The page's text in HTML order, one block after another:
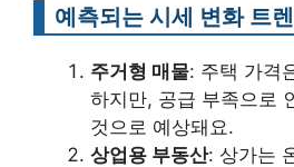
예측되는 시세 변화 트
주거형 매물: 주택 가격
하지만, 공급 부족으로
것으로 예상돼요.
상업용 부동산: 상가는